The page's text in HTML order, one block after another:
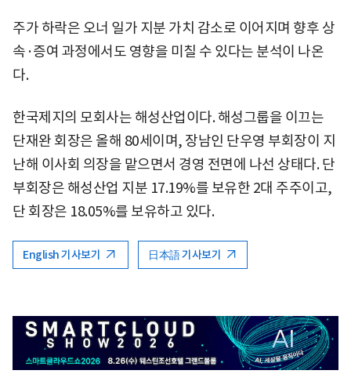
주가 하락은 오너 일가 지분 가치 감소로 이어지며 향후 상
속·증여 과정에서도 영향을 미칠 수 있다는 분석이 나온
다.
한국제지의 모회사는 해성산업이다. 해성그룹을 이끄는
단재완 회장은 올해 80세이며, 장남인 단우영 부회장이 지
난해 이사회 의장을 맡으면서 경영 전면에 나선 상태다. 단
부회장은 해성산업 지분 17.19%를 보유한 2대 주주이고,
단 회장은 18.05%를 보유하고 있다.
English 기사보기 日本語 기사보기